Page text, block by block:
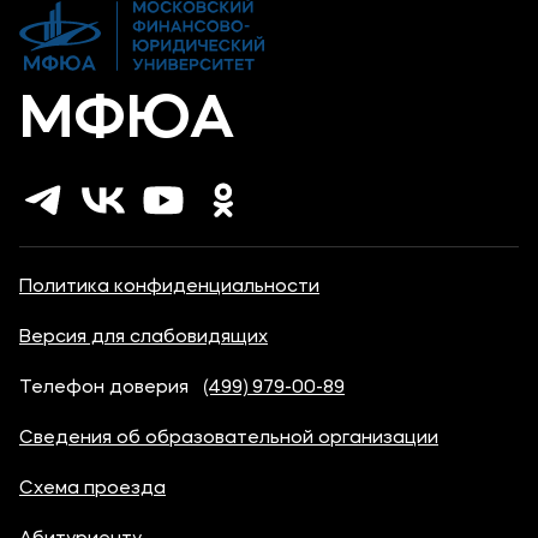
Карьера
МФЮА
Политика конфиденциальности
Версия для слабовидящих
Телефон доверия (499) 979-00-89
Сведения об образовательной организации
Схема проезда